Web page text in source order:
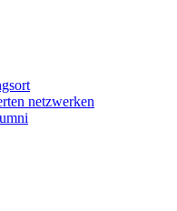
netzwerken